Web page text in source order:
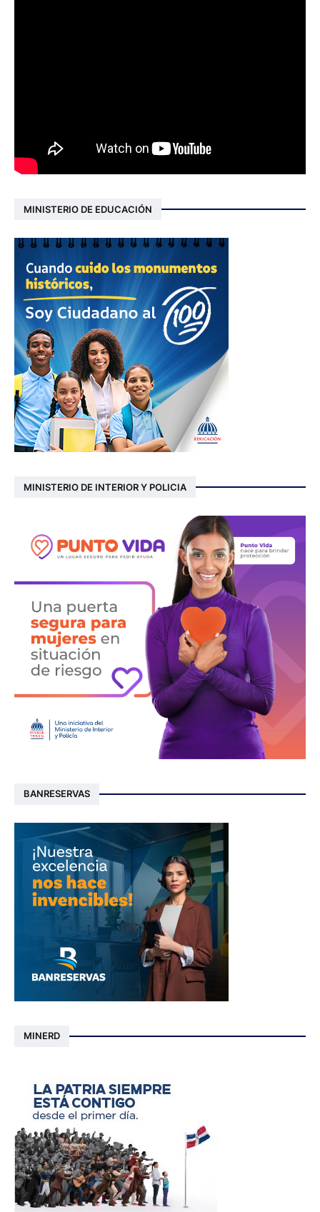
MINISTERIO DE EDUCACIÓN
MINISTERIO DE INTERIOR Y POLICIA
BANRESERVAS
MINERD